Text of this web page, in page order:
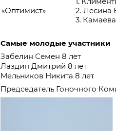
«Оптимист»
2. Лесина
3.
Самые молодые участники
Забелин Семен 8 лет
Лаздин Дмитрий 8 лет
Мельников Никита 8 лет
Председатель Гоночного